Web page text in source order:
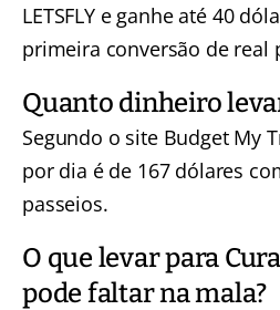
LETSFLY e ganhe até 40
primeira conversão de real
Quanto dinheiro
Segundo o site Budget My
por dia é de 167 dólares
passeios.
O que levar para
pode faltar na mala?